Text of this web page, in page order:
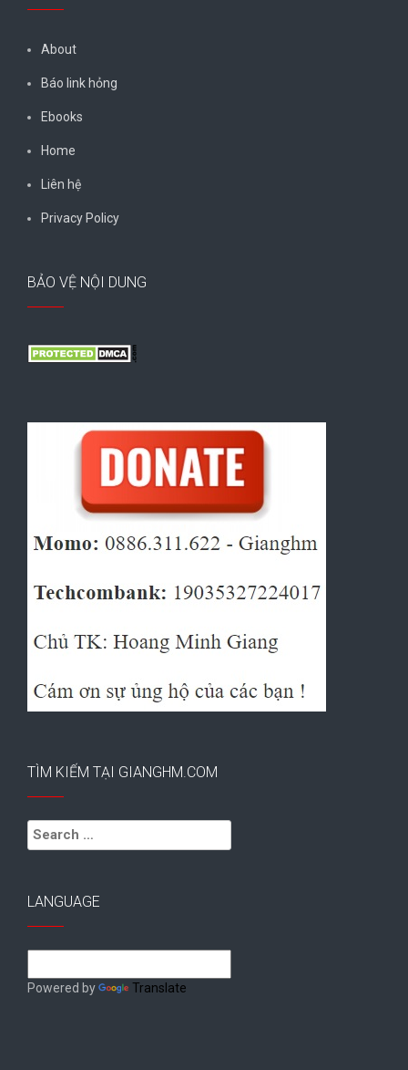
About
Báo link hỏng
Ebooks
Home
Liên hệ
Privacy Policy
BẢO VỆ NỘI DUNG
TÌM KIẾM TẠI GIANGHM.COM
Search
for:
LANGUAGE
Powered by Translate